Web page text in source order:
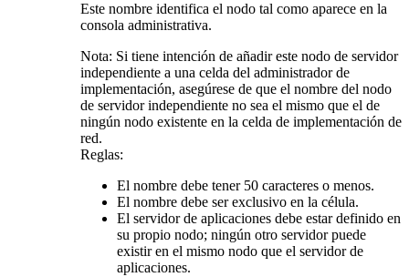
Este nombre identifica el nodo tal como aparece en la
consola administrativa.
Nota: Si tiene intención de añadir este nodo de servidor
independiente a una celda del administrador de
implementación, asegúrese de que el nombre del nodo
de servidor independiente no sea el mismo que el de
ningún nodo existente en la celda de implementación de
red.
Reglas:
El nombre debe tener 50 caracteres o menos.
El nombre debe ser exclusivo en la célula.
El servidor de aplicaciones debe estar definido en
su propio nodo; ningún otro servidor puede
existir en el mismo nodo que el servidor de
aplicaciones.